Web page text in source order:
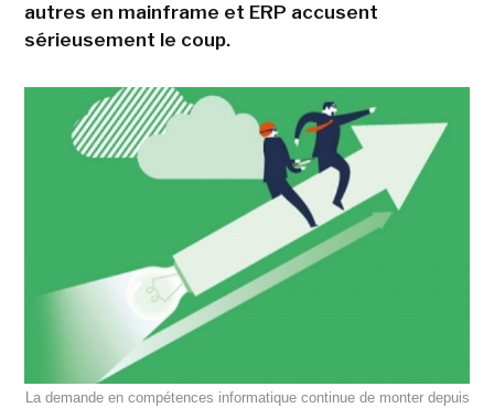
autres en mainframe et ERP accusent
sérieusement le coup.
La demande en compétences informatique continue de monter depuis